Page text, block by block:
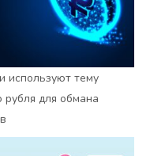
используют тему
рубля для обмана